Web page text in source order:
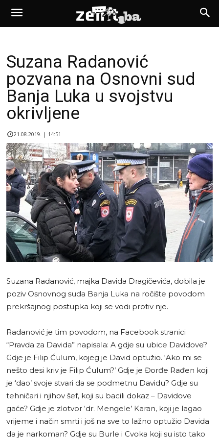
Suzana Radanović
pozvana na Osnovni sud
Banja Luka u svojstvu
okrivljene
21.08.2019. | 14:51
Suzana Radanović, majka Davida Dragičevića, dobila je
poziv Osnovnog suda Banja Luka na ročište povodom
prekršajnog postupka koji se vodi protiv nje.
Radanović je tim povodom, na Facebook stranici
“Pravda za Davida” napisala: A gdje su ubice Davidove?
Gdje je Filip Ćulum, kojeg je David optužio. ‘Ako mi se
nešto desi kriv je Filip Ćulum?’ Gdje je Đorđe Rađen koji
je ‘dao’ svoje stvari da se podmetnu Davidu? Gdje su
tehničari i njihov šef, koji su bacili dokaz – Davidove
gaće? Gdje je zlotvor ‘dr. Mengele’ Karan, koji je lagao
vrijeme i način smrti i još na sve to lažno optužio Davida
da je narkoman? Gdje su Burle i Cvoka koji su isto tako